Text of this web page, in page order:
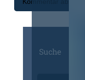
Suche